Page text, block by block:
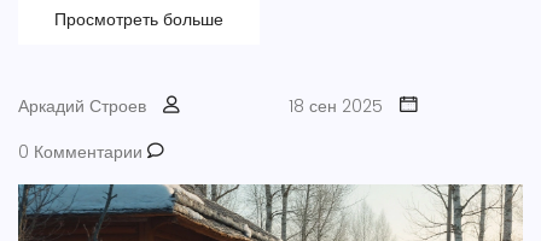
Просмотреть больше
Аркадий Строев
18 сен 2025
0 Комментарии